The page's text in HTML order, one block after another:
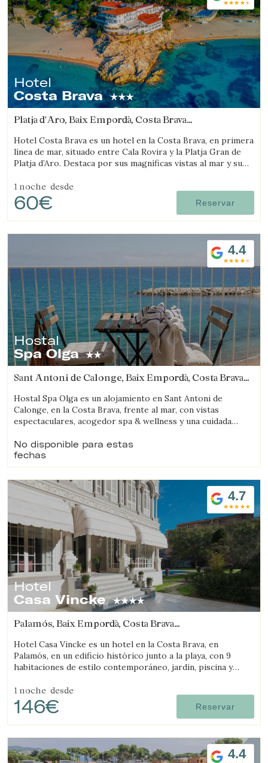
Hotel
Costa Brava
Platja d'Aro, Baix Empordà, Costa Brava
Hotel Costa Brava es un hotel en la Costa Brava, en primera
línea de mar, situado entre Cala Rovira y la Platja Gran de
Platja d’Aro. Destaca por sus magníficas vistas al mar y su
1 noche desde
60€ Reservar
4.4
Hostal
Spa Olga
Sant Antoni de Calonge, Baix Empordà, Costa Brava
Hostal Spa Olga es un alojamiento en Sant Antoni de
Calonge, en la Costa Brava, frente al mar, con vistas
espectaculares, acogedor spa & wellness y una cuidada
No disponible para estas
fechas
4.7
Hotel
Casa Vincke
Palamós, Baix Empordà, Costa Brava
Hotel Casa Vincke es un hotel en la Costa Brava, en
Palamós, en un edificio histórico junto a la playa, con 9
habitaciones de estilo contemporáneo, jardín, piscina y
1 noche desde
146€ Reservar
4.4